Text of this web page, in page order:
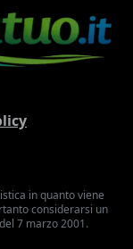
in quanto viene
considerarsi un
7 marzo 2001.